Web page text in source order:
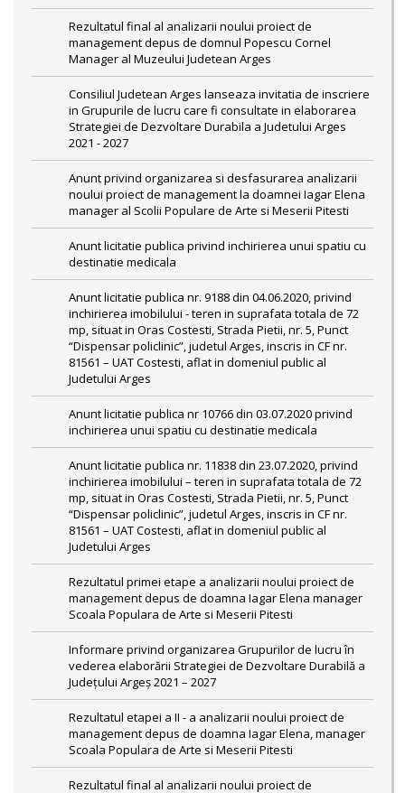
Rezultatul final al analizarii noului proiect de
management depus de domnul Popescu Cornel
Manager al Muzeului Judetean Arges
Consiliul Judetean Arges lanseaza invitatia de inscriere
in Grupurile de lucru care fi consultate in elaborarea
Strategiei de Dezvoltare Durabila a Judetului Arges
2021 - 2027
Anunt privind organizarea si desfasurarea analizarii
noului proiect de management la doamnei Iagar Elena
manager al Scolii Populare de Arte si Meserii Pitesti
Anunt licitatie publica privind inchirierea unui spatiu cu
destinatie medicala
Anunt licitatie publica nr. 9188 din 04.06.2020, privind
inchirierea imobilului - teren in suprafata totala de 72
mp, situat in Oras Costesti, Strada Pietii, nr. 5, Punct
“Dispensar policlinic”, judetul Arges, inscris in CF nr.
81561 – UAT Costesti, aflat in domeniul public al
Judetului Arges
Anunt licitatie publica nr 10766 din 03.07.2020 privind
inchirierea unui spatiu cu destinatie medicala
Anunt licitatie publica nr. 11838 din 23.07.2020, privind
inchirierea imobilului – teren in suprafata totala de 72
mp, situat in Oras Costesti, Strada Pietii, nr. 5, Punct
“Dispensar policlinic”, judetul Arges, inscris in CF nr.
81561 – UAT Costesti, aflat in domeniul public al
Judetului Arges
Rezultatul primei etape a analizarii noului proiect de
management depus de doamna Iagar Elena manager
Scoala Populara de Arte si Meserii Pitesti
Informare privind organizarea Grupurilor de lucru în
vederea elaborării Strategiei de Dezvoltare Durabilă a
Județului Argeș 2021 – 2027
Rezultatul etapei a II - a analizarii noului proiect de
management depus de doamna Iagar Elena, manager
Scoala Populara de Arte si Meserii Pitesti
Rezultatul final al analizarii noului proiect de